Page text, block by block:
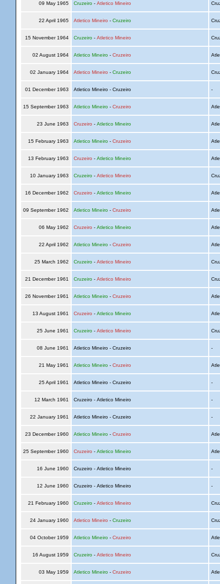
09 May 1965 Cruzeiro- Atletico Mineiro
22 April 1965 Atletico Mineiro - Cruzeiro
15 November 1964 Cruzeiro- Atletico Mineiro
02 August 1964 Atletico Mineiro- Cruzeiro
02 January 1964 Atletico Mineiro - Cruzeiro
01 December 1963 Atletico Mineiro - Cruzeiro -
15 September 1963 Atletico Mineiro- Cruzeiro
23 June 1963 Cruzeiro - Atletico Mineiro
15 February 1963 Atletico Mineiro- Cruzeiro
13 February 1963 Cruzeiro - Atletico Mineiro
10 January 1963 Cruzeiro- Atletico Mineiro
16 December 1962 Cruzeiro - Atletico Mineiro
09 September 1962 Atletico Mineiro- Cruzeiro
06 May 1962 Cruzeiro - Atletico Mineiro
22 April 1962 Atletico Mineiro- Cruzeiro
25 March 1962 Cruzeiro- Atletico Mineiro
21 December 1961 Cruzeiro- Atletico Mineiro
26 November 1961 Atletico Mineiro- Cruzeiro
13 August 1961 Cruzeiro - Atletico Mineiro
25 June 1961 Cruzeiro- Atletico Mineiro
08 June 1961 Atletico Mineiro - Cruzeiro -
21 May 1961 Atletico Mineiro- Cruzeiro
25 April 1961 Atletico Mineiro - Cruzeiro -
12 March 1961 Cruzeiro - Atletico Mineiro -
22 January 1961 Atletico Mineiro - Cruzeiro -
23 December 1960 Atletico Mineiro- Cruzeiro
25 September 1960 Cruzeiro - Atletico Mineiro
16 June 1960 Cruzeiro - Atletico Mineiro -
12 June 1960 Cruzeiro - Atletico Mineiro -
21 February 1960 Cruzeiro- Atletico Mineiro
24 January 1960 Atletico Mineiro - Cruzeiro
04 October 1959 Atletico Mineiro- Cruzeiro
16 August 1959 Cruzeiro- Atletico Mineiro
03 May 1959 Atletico Mineiro- Cruzeiro